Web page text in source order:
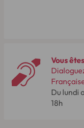
Vous
Du lundi
18h